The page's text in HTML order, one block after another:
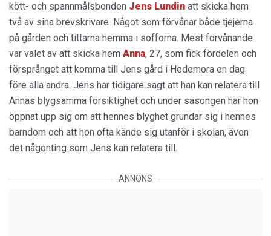
kött- och spannmålsbonden Jens Lundin att skicka hem
två av sina brevskrivare. Något som förvånar både tjejerna
på gården och tittarna hemma i sofforna. Mest förvånande
var valet av att skicka hem Anna, 27, som fick fördelen och
försprånget att komma till Jens gård i Hedemora en dag
före alla andra. Jens har tidigare sagt att han kan relatera till
Annas blygsamma försiktighet och under säsongen har hon
öppnat upp sig om att hennes blyghet grundar sig i hennes
barndom och att hon ofta kände sig utanför i skolan, även
det någonting som Jens kan relatera till.
ANNONS